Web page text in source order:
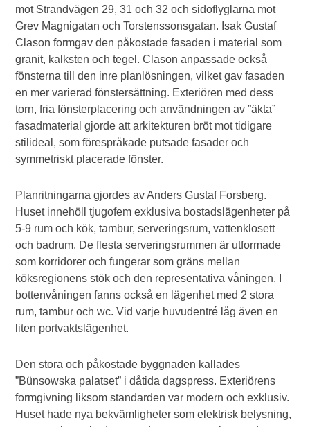
mot Strandvägen 29, 31 och 32 och sidoflyglarna mot
Grev Magnigatan och Torstenssonsgatan. Isak Gustaf
Clason formgav den påkostade fasaden i material som
granit, kalksten och tegel. Clason anpassade också
fönsterna till den inre planlösningen, vilket gav fasaden
en mer varierad fönstersättning. Exteriören med dess
torn, fria fönsterplacering och användningen av ”äkta”
fasadmaterial gjorde att arkitekturen bröt mot tidigare
stilideal, som förespråkade putsade fasader och
symmetriskt placerade fönster.
Planritningarna gjordes av Anders Gustaf Forsberg.
Huset innehöll tjugofem exklusiva bostadslägenheter på
5-9 rum och kök, tambur, serveringsrum, vattenklosett
och badrum. De flesta serveringsrummen är utformade
som korridorer och fungerar som gräns mellan
köksregionens stök och den representativa våningen. I
bottenvåningen fanns också en lägenhet med 2 stora
rum, tambur och wc. Vid varje huvudentré låg även en
liten portvaktslägenhet.
Den stora och påkostade byggnaden kallades
”Bünsowska palatset” i dåtida dagspress. Exteriörens
formgivning liksom standarden var modern och exklusiv.
Huset hade nya bekvämligheter som elektrisk belysning,